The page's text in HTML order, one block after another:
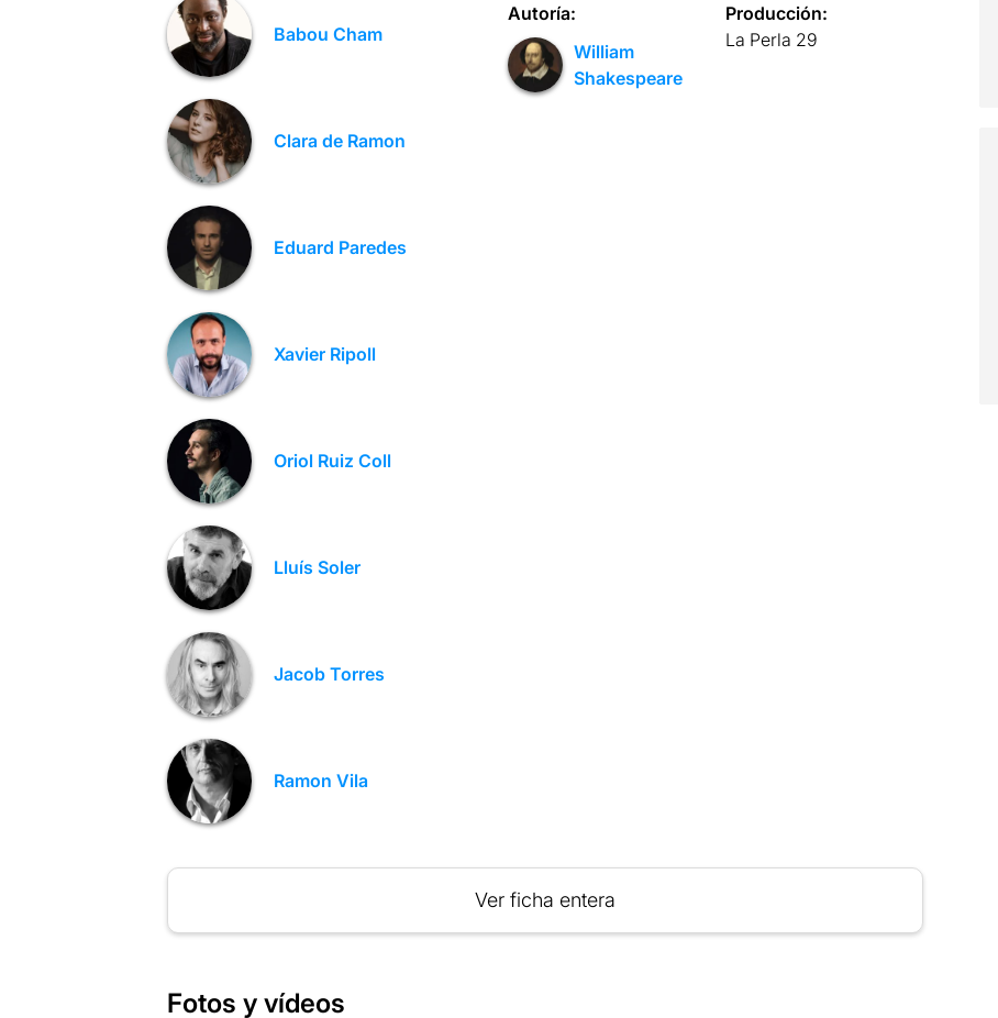
Babou Cham
Clara de Ramon
Eduard Paredes
Xavier Ripoll
Oriol Ruiz Coll
Lluís Soler
Jacob Torres
Ramon Vila
Autoría:
William
Shakespeare
Producción:
La Perla 29
Ver ficha entera
Fotos y vídeos